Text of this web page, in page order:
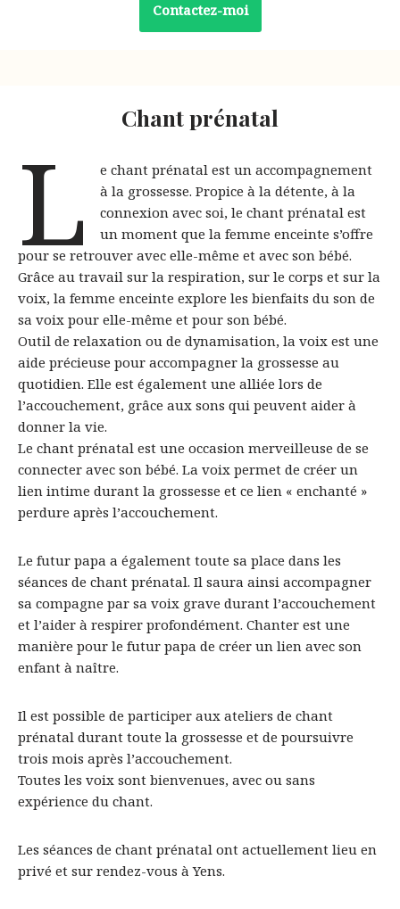
Contactez-moi
Chant prénatal
L
e chant prénatal est un accompagnement
à la grossesse. Propice à la détente, à la
connexion avec soi, le chant prénatal est
un moment que la femme enceinte s’offre
pour se retrouver avec elle-même et avec son bébé.
Grâce au travail sur la respiration, sur le corps et sur la
voix, la femme enceinte explore les bienfaits du son de
sa voix pour elle-même et pour son bébé.
Outil de relaxation ou de dynamisation, la voix est une
aide précieuse pour accompagner la grossesse au
quotidien. Elle est également une alliée lors de
l’accouchement, grâce aux sons qui peuvent aider à
donner la vie.
Le chant prénatal est une occasion merveilleuse de se
connecter avec son bébé. La voix permet de créer un
lien intime durant la grossesse et ce lien « enchanté »
perdure après l’accouchement.
Le futur papa a également toute sa place dans les
séances de chant prénatal. Il saura ainsi accompagner
sa compagne par sa voix grave durant l’accouchement
et l’aider à respirer profondément. Chanter est une
manière pour le futur papa de créer un lien avec son
enfant à naître.
Il est possible de participer aux ateliers de chant
prénatal durant toute la grossesse et de poursuivre
trois mois après l’accouchement.
Toutes les voix sont bienvenues, avec ou sans
expérience du chant.
Les séances de chant prénatal ont actuellement lieu en
privé et sur rendez-vous à Yens.